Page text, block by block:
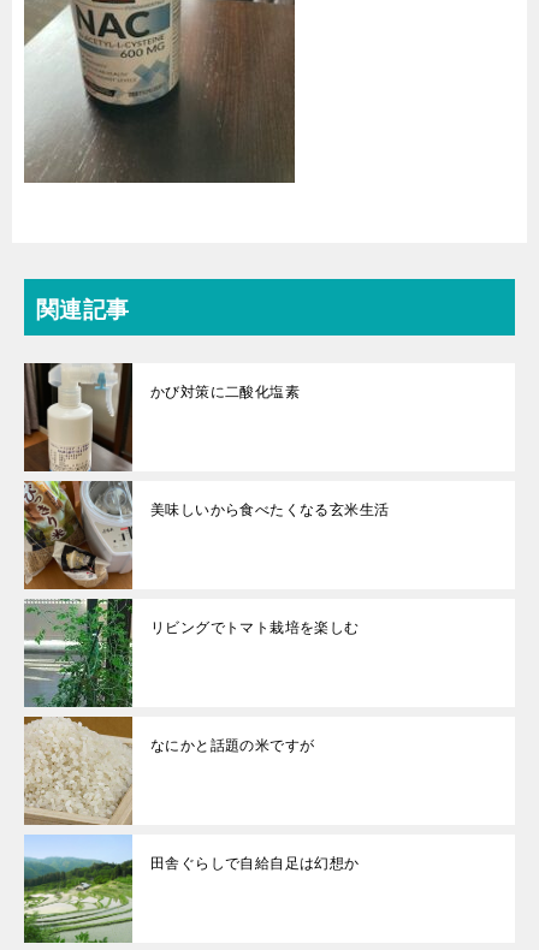
関連記事
かび対策に二酸化塩素
美味しいから食べたくなる玄米生活
リビングでトマト栽培を楽しむ
なにかと話題の米ですが
田舎ぐらしで自給自足は幻想か